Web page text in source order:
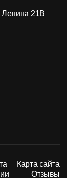
Ленина 21В
Карта сайта
Отзывы